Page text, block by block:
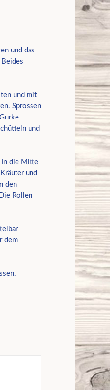
und das
und mit
Sprossen
und
In die Mitte
und
den
Rollen
dem